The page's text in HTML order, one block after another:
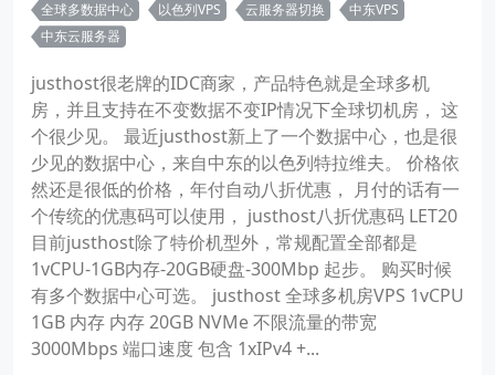
全球多数据中心 以色列VPS 云服务器切换
中东VPS
中东云服务器
justhost很老牌的IDC商家，产品特色就是全球多机
房，并且支持在不变数据不变IP情况下全球切机房， 这
个很少见。 最近justhost新上了一个数据中心，也是很
少见的数据中心，来自中东的以色列特拉维夫。 价格依
然还是很低的价格，年付自动八折优惠， 月付的话有一
个传统的优惠码可以使用， justhost八折优惠码 LET20
目前justhost除了特价机型外，常规配置全部都是
1vCPU-1GB内存-20GB硬盘-300Mbp 起步。 购买时候
有多个数据中心可选。 justhost 全球多机房VPS 1vCPU
1GB 内存 内存 20GB NVMe 不限流量的带宽
3000Mbps 端口速度 包含 1xIPv4 +...